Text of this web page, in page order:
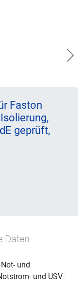
Faston
geprüft,
Daten
und
und USV-